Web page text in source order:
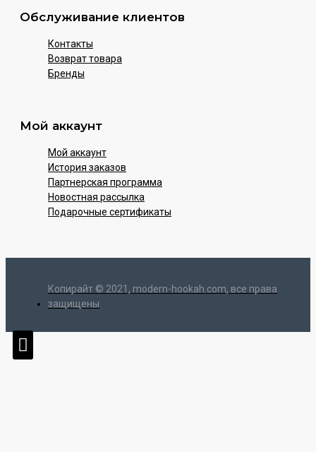
Обслуживание клиентов
Контакты
Возврат товара
Бренды
Мой аккаунт
Мой аккаунт
История заказов
Партнерская программа
Новостная рассылка
Подарочные сертификаты
Копирайт © 2021, modern-hookah.com, все права
защищены